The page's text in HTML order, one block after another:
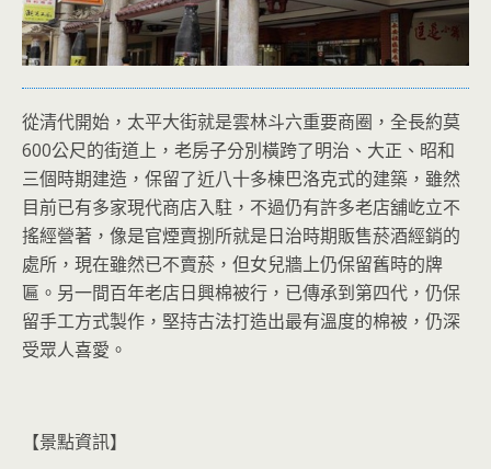
從清代開始，太平大街就是雲林斗六重要商圈，全長約莫
600公尺的街道上，老房子分別橫跨了明治、大正、昭和
三個時期建造，保留了近八十多棟巴洛克式的建築，雖然
目前已有多家現代商店入駐，不過仍有許多老店舖屹立不
搖經營著，像是官煙賣捌所就是日治時期販售菸酒經銷的
處所，現在雖然已不賣菸，但女兒牆上仍保留舊時的牌
匾。另一間百年老店日興棉被行，已傳承到第四代，仍保
留手工方式製作，堅持古法打造出最有溫度的棉被，仍深
受眾人喜愛。
【景點資訊】